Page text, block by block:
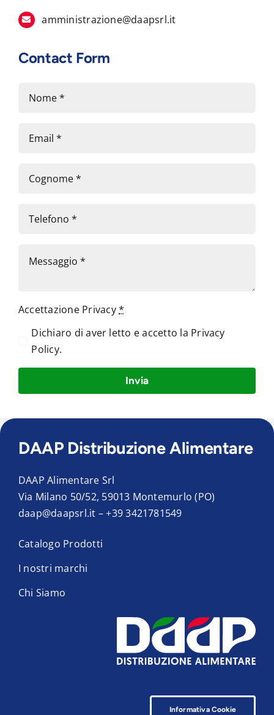
amministrazione@daapsrl.it
Contact Form
Accettazione Privacy*
Dichiaro di aver letto e accetto la Privacy
Policy.
Invia
DAAP Distribuzione Alimentare
DAAP Alimentare Srl
Via Milano 50/52, 59013 Montemurlo (PO)
daap@daapsrl.it –+39 3421781549
Catalogo Prodotti
I nostri marchi
Chi Siamo
Informativa Cookie